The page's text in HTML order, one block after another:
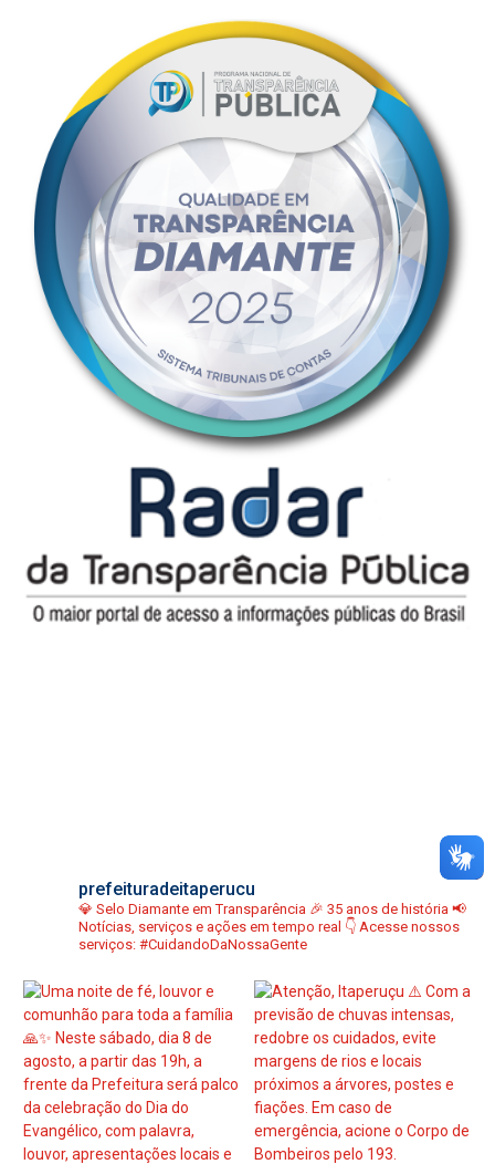
prefeituradeitaperucu
💎 Selo Diamante em Transparência 🎉 35 anos de história 📢
Notícias, serviços e ações em tempo real 👇 Acesse nossos
serviços: #CuidandoDaNossaGente